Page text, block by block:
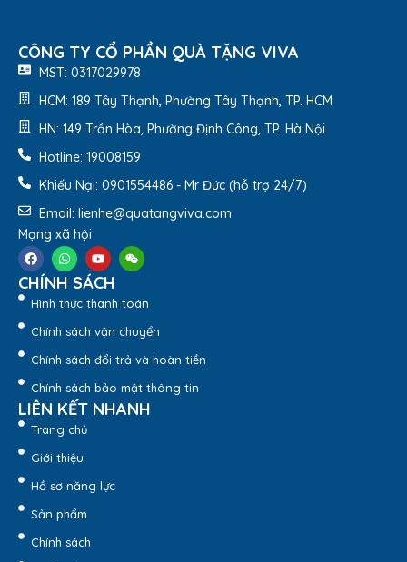
Đồng Hồ Treo Tường Mỏ Neo DH-B108 – Quà tặng Viva
CÔNG TY CỔ PHẦN QUÀ TẶNG VIVA
MST: 0317029978
HCM: 189 Tây Thạnh, Phường Tây Thạnh, TP. HCM
HN: 149 Trần Hòa, Phường Định Công, TP. Hà Nội
Hotline: 19008159
Khiếu Nại: 0901554486 - Mr Đức (hỗ trợ 24/7)
Email: lienhe@quatangviva.com
Mạng xã hội
CHÍNH SÁCH
Hình thức thanh toán
Chính sách vận chuyển
Chính sách đổi trả và hoàn tiền
Chính sách bảo mật thông tin
LIÊN KẾT NHANH
Trang chủ
Giới thiệu
Hồ sơ năng lực
Sản phẩm
Chính sách